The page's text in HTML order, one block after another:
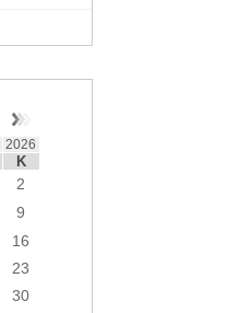
2026
Κ
2
9
16
23
30